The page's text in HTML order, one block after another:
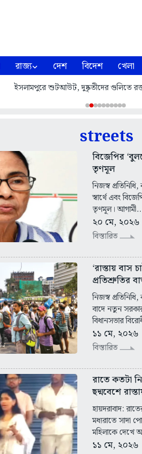
রাজ্য দেশ বিদেশ খেলা
ইসলামপুরে শুটআউট, দুষ্কৃতীদের গুলিতে
streets
বিজেপির
তৃণমূল
নিজস্ব
স্বার্থে এবং
তৃণমূল।
২০ মে, ২০২৬
বিস্তারিত
‘রাস্তায় বাস
প্রতিশ্রুতির
নিজস্ব
বাদে নতুন
বিধানসভার
১১ মে, ২০২৬
বিস্তারিত
রাতে কতটা
ছদ্মবেশে
হায়দরাবাদ:
মধ্যরাতে সাদা
মহিলাকে
১১ মে, ২০২৬